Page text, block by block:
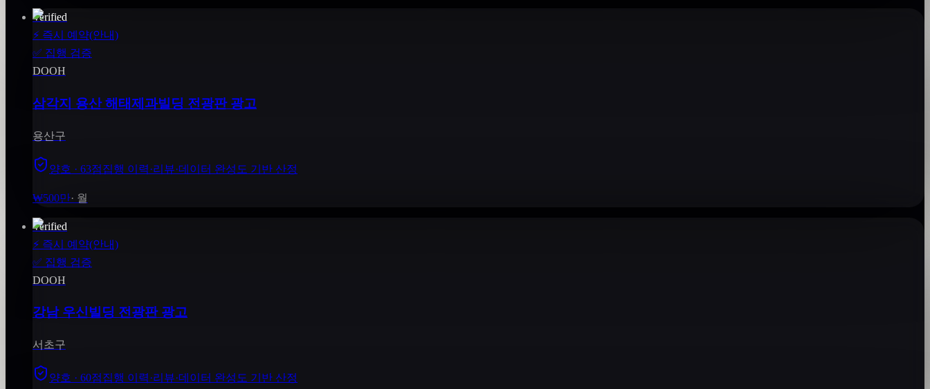
Verified
⚡ 즉시 예약(안내)
✅ 집행 검증
DOOH
삼각지 용산 해태제과빌딩 전광판 광고
용산구
양호 · 63점집행 이력·리뷰·데이터 완성도 기반 산정
₩500만· 월
Verified
⚡ 즉시 예약(안내)
✅ 집행 검증
DOOH
강남 우신빌딩 전광판 광고
서초구
양호 · 60점집행 이력·리뷰·데이터 완성도 기반 산정